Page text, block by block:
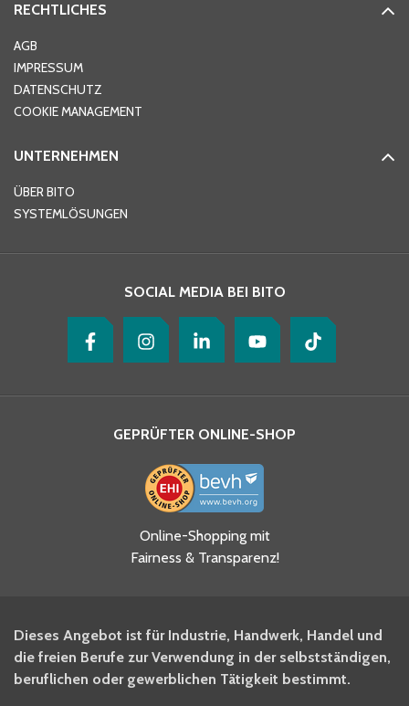
Ort*
Telefon
Ja, ich habe die
Datenschutzhinweise gelesen
und akzeptiere diese.
BITO Newsletter Fachwissen
Intralogistiker anmelden.
RECHTLICHES
AGB
IMPRESSUM
DATENSCHUTZ
COOKIE MANAGEMENT
UNTERNEHMEN
ÜBER BITO
SYSTEMLÖSUNGEN
SOCIAL MEDIA BEI BITO
GEPRÜFTER ONLINE-SHOP
Online-Shopping mit
Fairness & Transparenz!
Dieses Angebot ist für Industrie, Handwerk, Handel und
die freien Berufe zur Verwendung in der selbstständigen,
beruflichen oder gewerblichen Tätigkeit bestimmt.